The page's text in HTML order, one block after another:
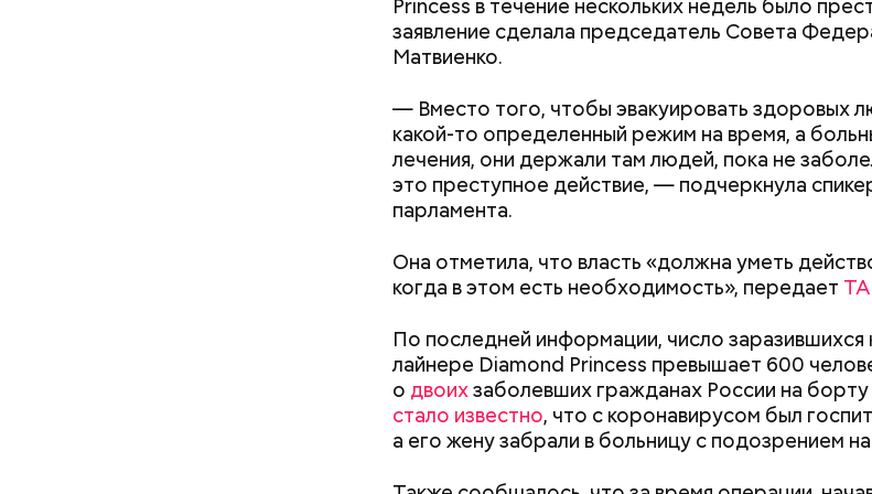
Princess в течение нескольких недель было
заявление сделала председатель Совета
Матвиенко.
— Вместо того, чтобы эвакуировать здоровых
какой-то определенный режим на время, а
лечения, они держали там людей, пока не
это преступное действие, — подчеркнула
парламента.
Она отметила, что власть «должна уметь
когда в этом есть необходимость», передает
По последней информации, число заразившихся
лайнере Diamond Princess превышает 600
о двоихзаболевших гражданах России на
стало известно, что с коронавирусом был
а его жену забрали в больницу с подозрением
Каждый год — в зависимости от того, какие
мире, — ученые, нобелевские лауреаты и
безопасности из экспертного совета
принимают решение о переводе стрелки.
причиной перевода на полминуты вперед
В общем, я считаю, расширять свое
необходимо. Ведь рано или поздно это влияние
экономическую выгоду. С сильными хотят
вкладывают инвестиции. Но, чтобы стать
инвестиционно привлекательными, нужно не
военную мощь, но и развивать экономику.
1920-е годы. Нас и знать никто не хотел! А
совершили гигантский скачок в
признали. Вообще стоит исходить из того, что
лидеров всегда будет плохая. Мы были для них
всю историю и таковыми останемся. Чтобы с
должны наращивать как военную, так и
портятся: какие продукты
нельзя хранить в